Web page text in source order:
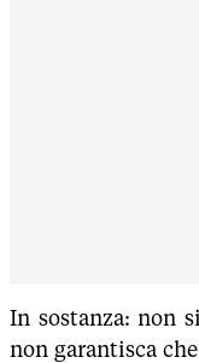
In sostanza: non
non garantisca